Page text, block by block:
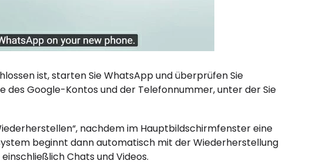
ist, starten Sie WhatsApp und überprüfen Sie
Google-Kontos und der Telefonnummer, unter der Sie
nachdem im Hauptbildschirmfenster eine
beginnt dann automatisch mit der Wiederherstellung
Chats und Videos.